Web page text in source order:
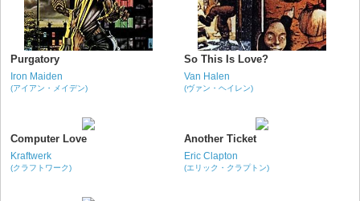
Purgatory
Iron Maiden
(アイアン・メイデン)
So This Is Love?
Van Halen
(ヴァン・ヘイレン)
Computer Love
Kraftwerk
(クラフトワーク)
Another Ticket
Eric Clapton
(エリック・クラプトン)